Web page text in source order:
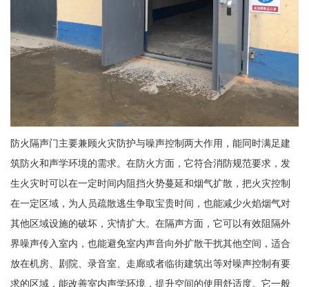
防火隔声门主要兼顾火灾防护与噪声控制两大作用，能同时满足建
筑防火和声学环境的需求。在防火方面，它符合消防规范要求，发
生火灾时可以在一定时间内阻挡火势蔓延和烟气扩散，把火灾控制
在一定区域，为人员疏散逃生争取宝贵时间，也能减少火焰烟气对
其他区域设施的破坏，灾情扩大。在隔声方面，它可以有效阻隔外
界噪声传入室内，也能避免室内声音向外扩散干扰其他空间，适合
放在机房、剧院、录音室、走廊或者临街建筑出等对噪声控制有要
求的区域，能改善室内声学环境，提升空间的使用舒适度。它一般